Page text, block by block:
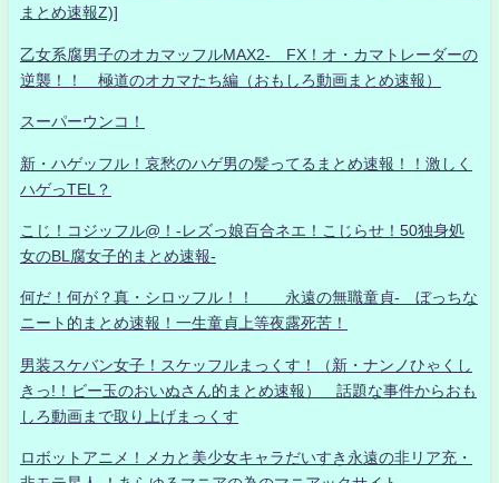
まとめ速報Z)]
乙女系腐男子のオカマッフルMAX2- FX！オ・カマトレーダーの
逆襲！！ 極道のオカマたち編（おもしろ動画まとめ速報）
スーパーウンコ！
新・ハゲッフル！哀愁のハゲ男の髪ってるまとめ速報！！激しく
ハゲっTEL？
こじ！コジッフル@！-レズっ娘百合ネエ！こじらせ！50独身処
女のBL腐女子的まとめ速報-
何だ！何が？真・シロッフル！！ 永遠の無職童貞- ぼっちな
ニート的まとめ速報！一生童貞上等夜露死苦！
男装スケバン女子！スケッフルまっくす！（新・ナンノひゃくし
きっ!！ビー玉のおいぬさん的まとめ速報） 話題な事件からおも
しろ動画まで取り上げまっくす
ロボットアニメ！メカと美少女キャラだいすき永遠の非リア充・